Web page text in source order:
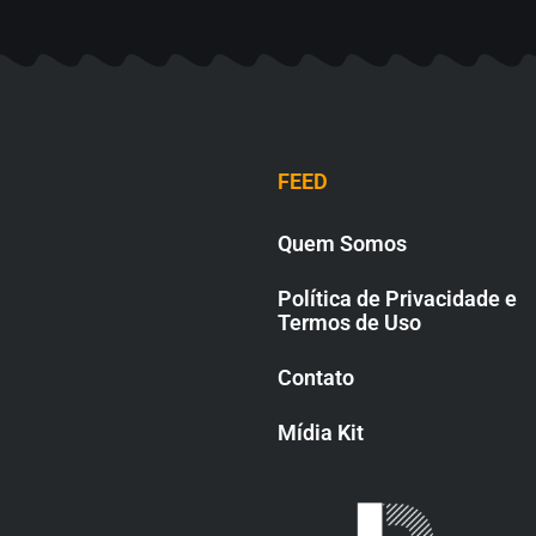
FEED
Quem Somos
Política de Privacidade e
Termos de Uso
Contato
Mídia Kit